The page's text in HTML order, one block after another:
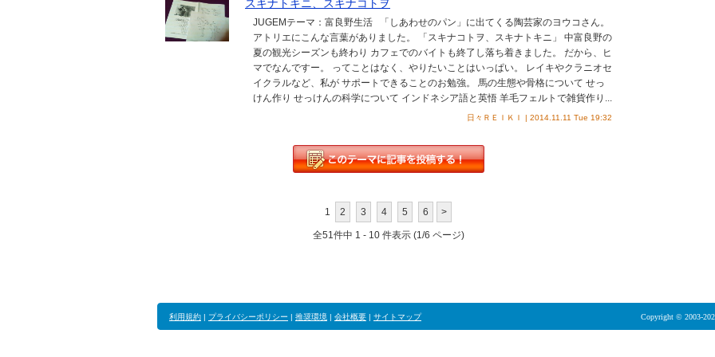
スキナトキニ、スキナコトヲ
JUGEMテーマ：富良野生活 「しあわせのパン」に出てくる陶芸家のヨウコさん。
アトリエにこんな言葉がありました。 「スキナコトヲ、スキナトキニ」 中富良野の
夏の観光シーズンも終わり カフェでのバイトも終了し落ち着きました。 だから、ヒ
マでなんですー。 ってことはなく、やりたいことはいっぱい。 レイキやクラニオセ
イクラルなど、私が サポートできることのお勉強。 馬の生態や骨格について せっ
けん作り せっけんの科学について インドネシア語と英悟 羊毛フェルトで雑貨作り...
日々ＲＥＩＫＩ | 2014.11.11 Tue 19:32
1 2 3 4 5 6 >
全51件中 1 - 10 件表示 (1/6 ページ)
利用規約 | プライバシーポリシー | 推奨環境 | 会社概要 | サイトマップ Copyright © 2003-